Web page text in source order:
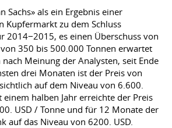
Sachs» als ein Ergebnis einer
Kupfermarkt zu dem Schluss
2014−2015, es einen Überschuss von
350 bis 500.000 Tonnen erwartet
Meinung der Analysten, seit Ende
drei Monaten ist der Preis von
auf dem Niveau von 6.600.
einem halben Jahr erreichte der Preis
USD / Tonne und für 12 Monate der
auf das Niveau von 6200. USD.